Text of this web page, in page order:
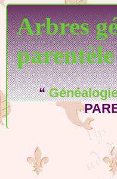
Arbres
parentèle
“